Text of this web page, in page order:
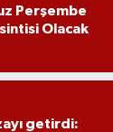
Perşembe
Olacak
getirdi: